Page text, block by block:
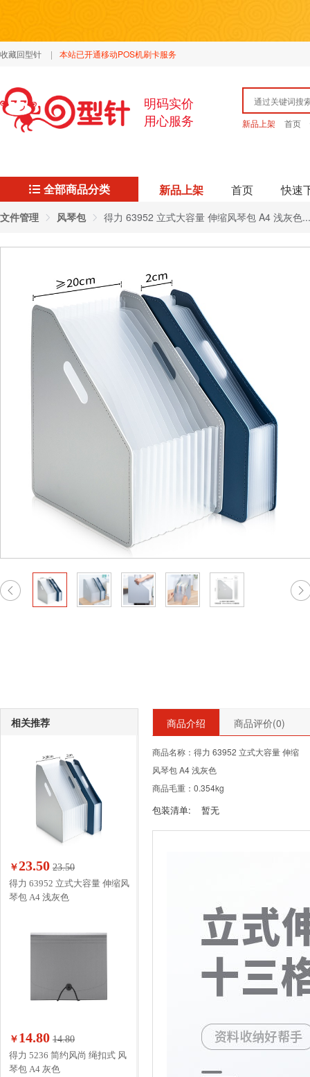
收藏回型针 | 本站已开通移动POS机刷卡服务
明码实价
用心服务
新品上架 首页
全部商品分类 新品上架 首页 快速
文件管理 风琴包 得力 63952 立式大容量 伸缩风琴包 A4 浅灰色...
相关推荐
￥23.50 23.50
得力 63952 立式大容量 伸缩风
琴包 A4 浅灰色
￥ 14.80 14.80
得力 5236 简约风尚 绳扣式 风
琴包 A4 灰色
商品介绍 商品评价(0)
商品名称：得力 63952 立式大容量 伸缩
风琴包 A4 浅灰色
商品毛重：0.354kg
包装清单: 暂无